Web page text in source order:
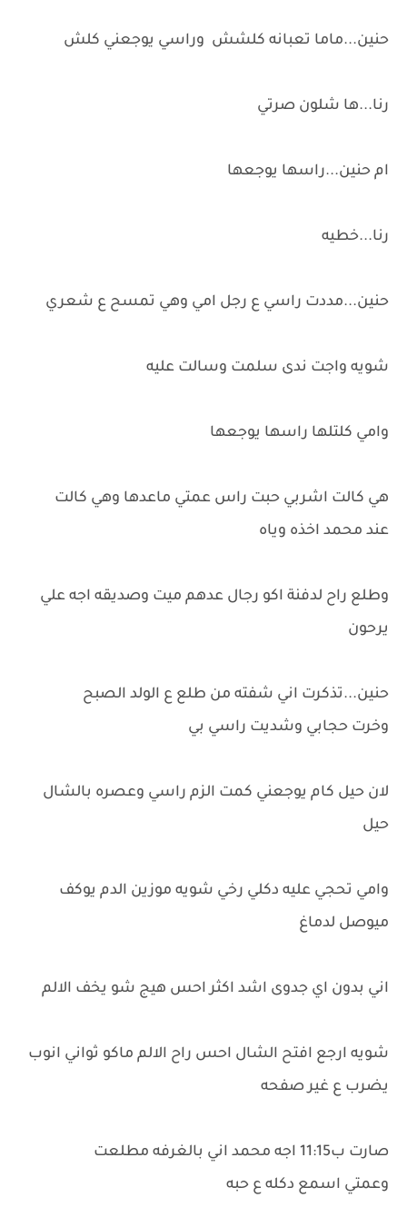
حنين...ماما تعبانه كلشش وراسي يوجعني كلش
رنا...ها شلون صرتي
ام حنين...راسها يوجعها
رنا...خطيه
حنين...مددت راسي ع رجل امي وهي تمسح ع شعري
شويه واجت ندى سلمت وسالت عليه
وامي كلتلها راسها يوجعها
هي كالت اشربي حبت راس عمتي ماعدها وهي كالت
عند محمد اخذه وياه
وطلع راح لدفنة اكو رجال عدهم ميت وصديقه اجه علي
يرحون
حنين...تذكرت اني شفته من طلع ع الولد الصبح
وخرت حجابي وشديت راسي بي
لان حيل كام يوجعني كمت الزم راسي وعصره بالشال
حيل
وامي تحجي عليه دكلي رخي شويه موزين الدم يوكف
ميوصل لدماغ
اني بدون اي جدوى اشد اكثر احس هيج شو يخف الالم
شويه ارجع افتح الشال احس راح الالم ماكو ثواني انوب
يضرب ع غير صفحه
صارت ب11:15 اجه محمد اني بالغرفه مطلعت
وعمتي اسمع دكله ع حبه